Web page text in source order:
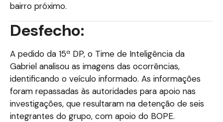
bairro próximo.
Desfecho:
A pedido da 15ª DP, o Time de Inteligência da
Gabriel analisou as imagens das ocorrências,
identificando o veículo informado. As informações
foram repassadas às autoridades para apoio nas
investigações, que resultaram na detenção de seis
integrantes do grupo, com apoio do BOPE.